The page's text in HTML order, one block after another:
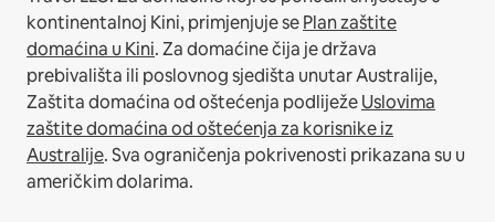
kontinentalnoj Kini, primjenjuje sePlan zaštite
domaćina u Kini.Za domaćine čija je država
prebivališta ili poslovnog sjedišta unutar Australije,
Zaštita domaćina od oštećenja podliježeUslovima
zaštite domaćina od oštećenja za korisnike iz
Australije. Sva ograničenja pokrivenosti prikazana su u
američkim dolarima.